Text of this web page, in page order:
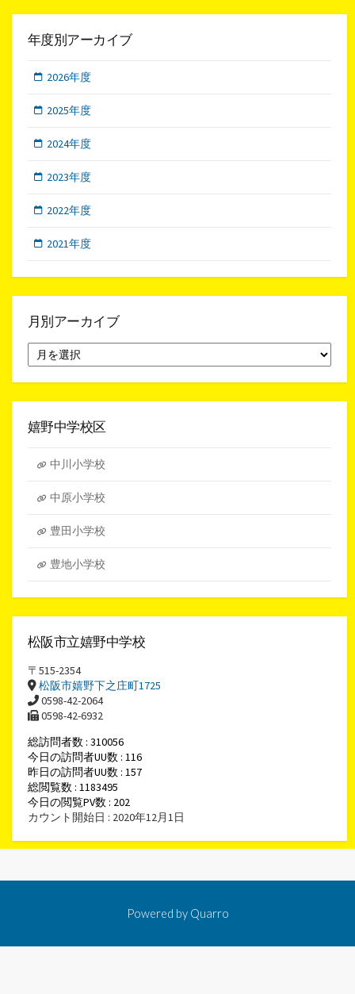
年度別アーカイブ
2026年度
2025年度
2024年度
2023年度
2022年度
2021年度
月別アーカイブ
別
ア
イ
嬉野中学校区
中川小学校
中原小学校
豊田小学校
豊地小学校
松阪市立嬉野中学校
〒515-2354
松阪市嬉野下之庄町1725
0598-42-2064
0598-42-6932
総訪問者数 : 310056
今日の訪問者UU数 : 116
昨日の訪問者UU数 : 157
総閲覧数 : 1183495
今日の閲覧PV数 : 202
カウント開始日 : 2020年12月1日
Powered by Quarro